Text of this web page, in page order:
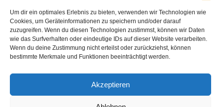
Um dir ein optimales Erlebnis zu bieten, verwenden wir Technologien wie
Cookies, um Geräteinformationen zu speichern und/oder darauf
zuzugreifen. Wenn du diesen Technologien zustimmst, können wir Daten
wie das Surfverhalten oder eindeutige IDs auf dieser Website verarbeiten.
Wenn du deine Zustimmung nicht erteilst oder zurückziehst, können
bestimmte Merkmale und Funktionen beeinträchtigt werden.
Akzeptieren
wache113@ff-huettenbach.de